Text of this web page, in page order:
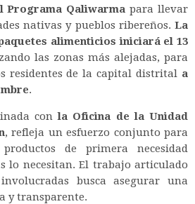
Programa Qaliwarma para llevar
nativas y pueblos ribereños. La
alimenticios iniciará el 13
las zonas más alejadas, para
residentes de la capital distrital a
.
conla Oficina de la Unidad
, refleja un esfuerzo conjunto para
de primera necesidad
lo necesitan. El trabajo articulado
busca asegurar una
y transparente.